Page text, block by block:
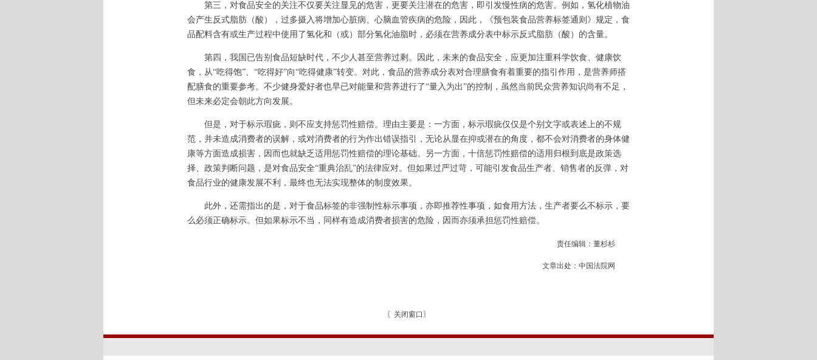
第三，对食品安全的关注不仅要关注显见的危害，更要关注潜在的危害，即引发慢性病的危害。例如，氢化植物油
会产生反式脂肪（酸），过多摄入将增加心脏病、心脑血管疾病的危险，因此，《预包装食品营养标签通则》规定，食
品配料含有或生产过程中使用了氢化和（或）部分氢化油脂时，必须在营养成分表中标示反式脂肪（酸）的含量。
第四，我国已告别食品短缺时代，不少人甚至营养过剩。因此，未来的食品安全，应更加注重科学饮食、健康饮
食，从“吃得饱”、“吃得好”向“吃得健康”转变。对此，食品的营养成分表对合理膳食有着重要的指引作用，是营养师搭
配膳食的重要参考。不少健身爱好者也早已对能量和营养进行了“量入为出”的控制，虽然当前民众营养知识尚有不足，
但未来必定会朝此方向发展。
但是，对于标示瑕疵，则不应支持惩罚性赔偿。理由主要是：一方面，标示瑕疵仅仅是个别文字或表述上的不规
范，并未造成消费者的误解，或对消费者的行为作出错误指引，无论从显在抑或潜在的角度，都不会对消费者的身体健
康等方面造成损害，因而也就缺乏适用惩罚性赔偿的理论基础。另一方面，十倍惩罚性赔偿的适用归根到底是政策选
择、政策判断问题，是对食品安全“重典治乱”的法律应对。但如果过严过苛，可能引发食品生产者、销售者的反弹，对
食品行业的健康发展不利，最终也无法实现整体的制度效果。
此外，还需指出的是，对于食品标签的非强制性标示事项，亦即推荐性事项，如食用方法，生产者要么不标示，要
么必须正确标示。但如果标示不当，同样有造成消费者损害的危险，因而亦须承担惩罚性赔偿。
责任编辑：董杉杉
文章出处：中国法院网
〖 关闭窗口 〗